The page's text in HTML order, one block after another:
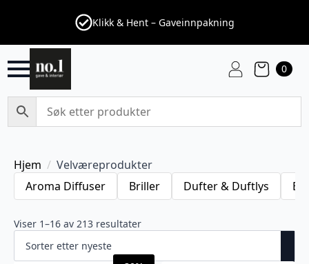
Klikk & Hent – Gaveinnpakning
0
Hjem
Velværeprodukter
Aroma Diffuser
Briller Dufter & Duftlys
Viser 1–32 av 213 resultater